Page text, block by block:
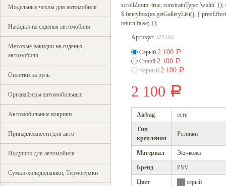
Модельные чехлы для автомобиля
Накидки на сиденья автомобиля
Меховые накидки на сиденья
автомобиля
Оплетки на руль
Органайзеры автомобильные
Автомобильные коврики
Принадлежности для авто
Подушки для автомобиля
Сумки-холодильники, Термосумки
scrollZoom: true, constrainType: 'width'
$.fancybox(ez.getGalleryList(), {
return false; });
Артикул: 123164
Серый 2 100 Р
Синий 2 100 Р
Черный 2 100 Р
2 100 Р
Airbag есть
Тип
крепления
Резинки
Материал Эко-кожа
Бренд PSV
Цвет
серый